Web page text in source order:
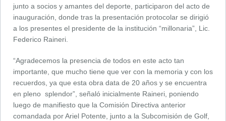
junto a socios y amantes del deporte, participaron del acto de
inauguración, donde tras la presentación protocolar se dirigió
a los presentes el presidente de la institución “millonaria”, Lic.
Federico Raineri.
“Agradecemos la presencia de todos en este acto tan
importante, que mucho tiene que ver con la memoria y con los
recuerdos, ya que esta obra data de 20 años y se encuentra
en pleno splendor”, señaló inicialmente Raineri, poniendo
luego de manifiesto que la Comisión Directiva anterior
comandada por Ariel Potente, junto a la Subcomisión de Golf,